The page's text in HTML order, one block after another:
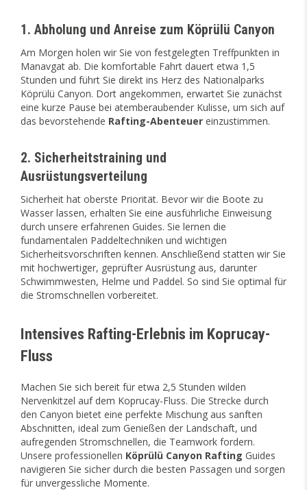
1. Abholung und Anreise zum Köprülü Canyon
Am Morgen holen wir Sie von festgelegten Treffpunkten in
Manavgat ab. Die komfortable Fahrt dauert etwa 1,5
Stunden und führt Sie direkt ins Herz des Nationalparks
Köprülü Canyon. Dort angekommen, erwartet Sie zunächst
eine kurze Pause bei atemberaubender Kulisse, um sich auf
das bevorstehende Rafting-Abenteuer einzustimmen.
2. Sicherheitstraining und
Ausrüstungsverteilung
Sicherheit hat oberste Priorität. Bevor wir die Boote zu
Wasser lassen, erhalten Sie eine ausführliche Einweisung
durch unsere erfahrenen Guides. Sie lernen die
fundamentalen Paddeltechniken und wichtigen
Sicherheitsvorschriften kennen. Anschließend statten wir Sie
mit hochwertiger, geprüfter Ausrüstung aus, darunter
Schwimmwesten, Helme und Paddel. So sind Sie optimal für
die Stromschnellen vorbereitet.
Intensives Rafting-Erlebnis im Koprucay-
Fluss
Machen Sie sich bereit für etwa 2,5 Stunden wilden
Nervenkitzel auf dem Koprucay-Fluss. Die Strecke durch
den Canyon bietet eine perfekte Mischung aus sanften
Abschnitten, ideal zum Genießen der Landschaft, und
aufregenden Stromschnellen, die Teamwork fordern.
Unsere professionellen Köprülü Canyon Rafting Guides
navigieren Sie sicher durch die besten Passagen und sorgen
für unvergessliche Momente.